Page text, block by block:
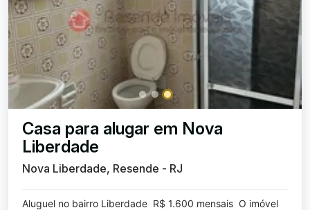
Casa para alugar em Nova
Liberdade
Nova Liberdade, Resende - RJ
Aluguel no bairro Liberdade R$ 1.600 mensais O imóvel